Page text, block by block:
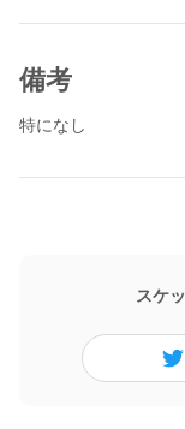
クリスマス会に参加
ます。 クリスマスの
影でもOKです！
備考
特になし
スケ